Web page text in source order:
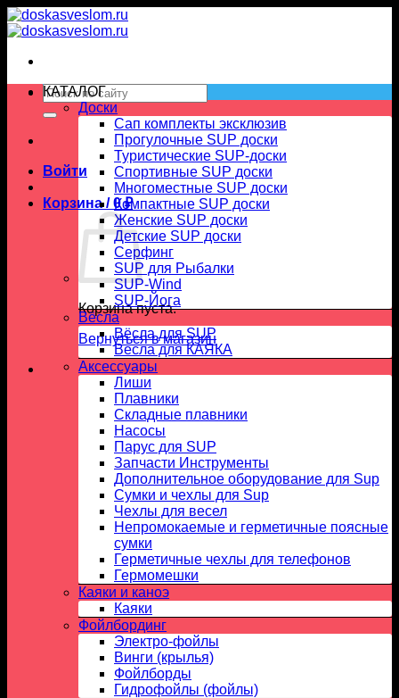
Skip
to
Искать:
Войти
Корзина /0₽
Корзина пуста.
Вернуться в магазин
КАТАЛОГ
Доски
Сап комплекты эксклюзив
Прогулочные SUP доски
Туристические SUP-доски
Спортивные SUP доски
Многоместные SUP доски
Компактные SUP доски
Женские SUP доски
Детские SUP доски
Серфинг
SUP для Рыбалки
SUP-Wind
SUP-Йога
Вёсла
Вёсла для SUP
Весла для КАЯКА
Аксессуары
Лиши
Плавники
Складные плавники
Насосы
Парус для SUP
Запчасти Инструменты
Дополнительное оборудование для Sup
Сумки и чехлы для Sup
Чехлы для весел
Непромокаемые и герметичные поясные
сумки
Герметичные чехлы для телефонов
Гермомешки
Каяки и каноэ
Каяки
Фойлбординг
Электро-фойлы
Винги (крылья)
Фойлборды
Гидрофойлы (фойлы)